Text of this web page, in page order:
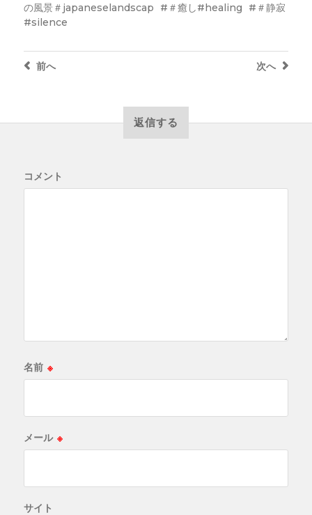
の風景＃japaneselandscap
＃癒し#healing
＃静寂
#silence
次へ
前へ
返信する
コメント
名前 ※
メール ※
サイト